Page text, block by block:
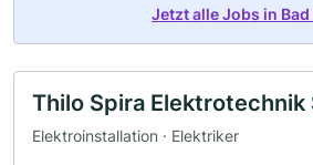
Jetzt alle Jobs in
Thilo Spira
Elektroinstallation · Elektriker